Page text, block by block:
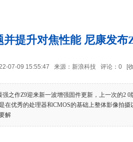
并提升对焦性能 尼康发布
07-09 15:55:47 来源：新浪科技 评论： 0 [
作Z9迎来新一波增强固件更新，上一次的2 0
在优秀的处理器和CMOS的基础上整体影像拍
解